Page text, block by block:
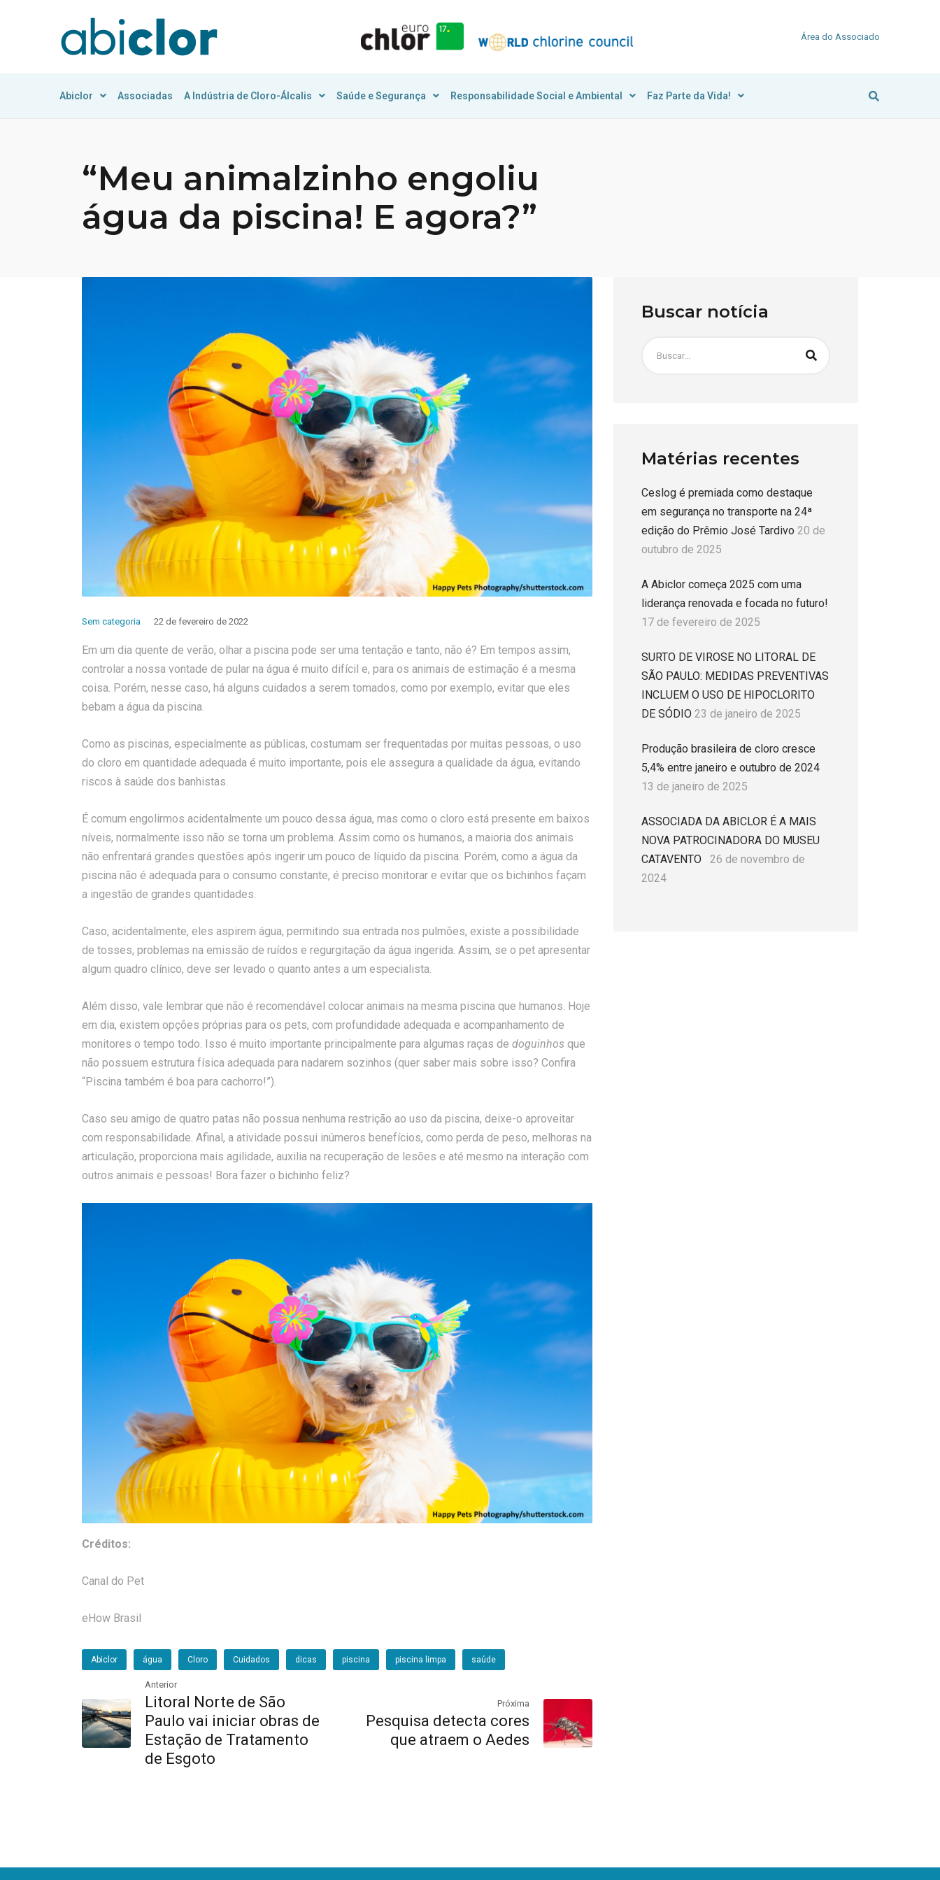
Área do Associado
Abiclor Associadas A Indústria de Cloro-Álcalis Saúde e Segurança Responsabilidade Social e Ambiental Faz Parte da Vida!
“Meu animalzinho engoliu
água da piscina! E agora?”
Sem categoria 22 de fevereiro de 2022
Em um dia quente de verão, olhar a piscina pode ser uma tentação e tanto, não é? Em tempos assim,
controlar a nossa vontade de pular na água é muito difícil e, para os animais de estimação é a mesma
coisa. Porém, nesse caso, há alguns cuidados a serem tomados, como por exemplo, evitar que eles
bebam a água da piscina.
Como as piscinas, especialmente as públicas, costumam ser frequentadas por muitas pessoas, o uso
do cloro em quantidade adequada é muito importante, pois ele assegura a qualidade da água, evitando
riscos à saúde dos banhistas.
É comum engolirmos acidentalmente um pouco dessa água, mas como o cloro está presente em baixos
níveis, normalmente isso não se torna um problema. Assim como os humanos, a maioria dos animais
não enfrentará grandes questões após ingerir um pouco de líquido da piscina. Porém, como a água da
piscina não é adequada para o consumo constante, é preciso monitorar e evitar que os bichinhos façam
a ingestão de grandes quantidades.
Caso, acidentalmente, eles aspirem água, permitindo sua entrada nos pulmões, existe a possibilidade
de tosses, problemas na emissão de ruídos e regurgitação da água ingerida. Assim, se o pet apresentar
algum quadro clínico, deve ser levado o quanto antes a um especialista.
Além disso, vale lembrar que não é recomendável colocar animais na mesma piscina que humanos. Hoje
em dia, existem opções próprias para os pets, com profundidade adequada e acompanhamento de
monitores o tempo todo. Isso é muito importante principalmente para algumas raças de doguinhos que
não possuem estrutura física adequada para nadarem sozinhos (quer saber mais sobre isso? Confira
“Piscina também é boa para cachorro!”).
Caso seu amigo de quatro patas não possua nenhuma restrição ao uso da piscina, deixe-o aproveitar
com responsabilidade. Afinal, a atividade possui inúmeros benefícios, como perda de peso, melhoras na
articulação, proporciona mais agilidade, auxilia na recuperação de lesões e até mesmo na interação com
outros animais e pessoas! Bora fazer o bichinho feliz?
Créditos:
Canal do Pet
eHow Brasil
Abiclor água Cloro Cuidados dicas piscina piscina limpa saúde
Anterior
Litoral Norte de São
Paulo vai iniciar obras de
Estação de Tratamento
de Esgoto
Próxima
Pesquisa detecta cores
que atraem o Aedes
Buscar notícia
Matérias recentes
Ceslog é premiada como destaque
em segurança no transporte na 24ª
edição do Prêmio José Tardivo 20 de
outubro de 2025
A Abiclor começa 2025 com uma
liderança renovada e focada no futuro!
17 de fevereiro de 2025
SURTO DE VIROSE NO LITORAL DE
SÃO PAULO: MEDIDAS PREVENTIVAS
INCLUEM O USO DE HIPOCLORITO
DE SÓDIO 23 de janeiro de 2025
Produção brasileira de cloro cresce
5,4% entre janeiro e outubro de 2024
13 de janeiro de 2025
ASSOCIADA DA ABICLOR É A MAIS
NOVA PATROCINADORA DO MUSEU
CATAVENTO
26 de novembro de
2024